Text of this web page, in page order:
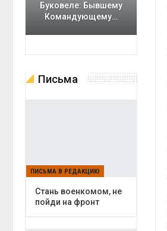
Буковеле: Бывшему
Командующему…
Письма
ПИСЬМА В РЕДАКЦИЮ
Cтань военкомом, не
пойди на фронт